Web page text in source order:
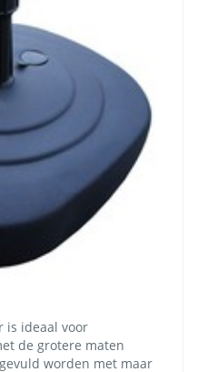
is ideaal voor
de grotere maten
worden met maar